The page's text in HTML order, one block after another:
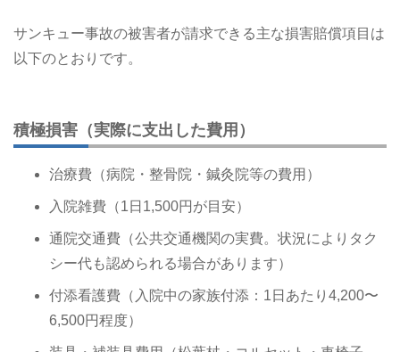
サンキュー事故の被害者が請求できる主な損害賠償項目は
以下のとおりです。
積極損害（実際に支出した費用）
治療費（病院・整骨院・鍼灸院等の費用）
入院雑費（1日1,500円が目安）
通院交通費（公共交通機関の実費。状況によりタク
シー代も認められる場合があります）
付添看護費（入院中の家族付添：1日あたり4,200〜
6,500円程度）